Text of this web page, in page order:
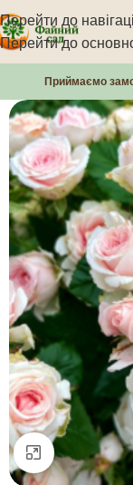
Перейти до
Перейти до
Приймаємо
Натисніть,